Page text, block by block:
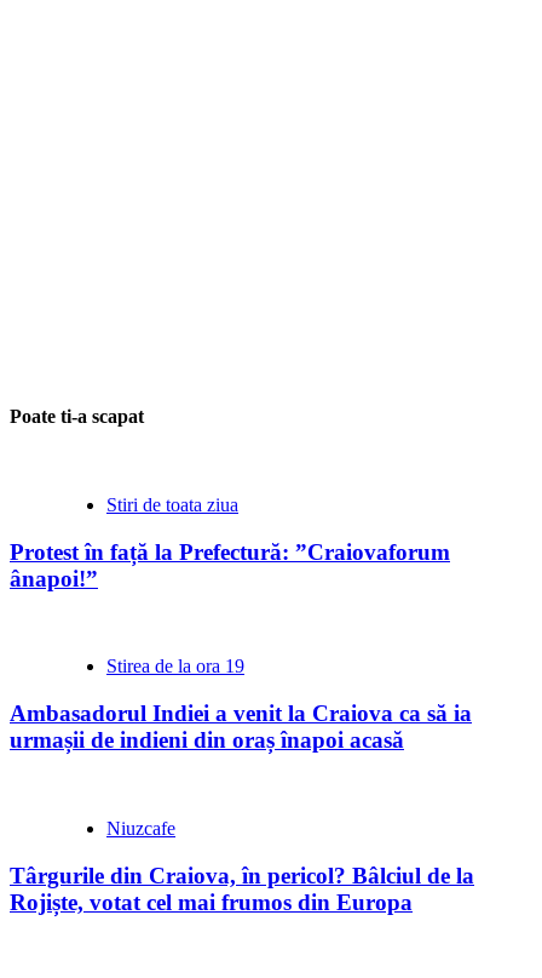
Poate ti-a scapat
Stiri de toata ziua
Protest în față la Prefectură: ”Craiovaforum
ânapoi!”
Stirea de la ora 19
Ambasadorul Indiei a venit la Craiova ca să ia
urmașii de indieni din oraș înapoi acasă
Niuzcafe
Târgurile din Craiova, în pericol? Bâlciul de la
Rojiște, votat cel mai frumos din Europa